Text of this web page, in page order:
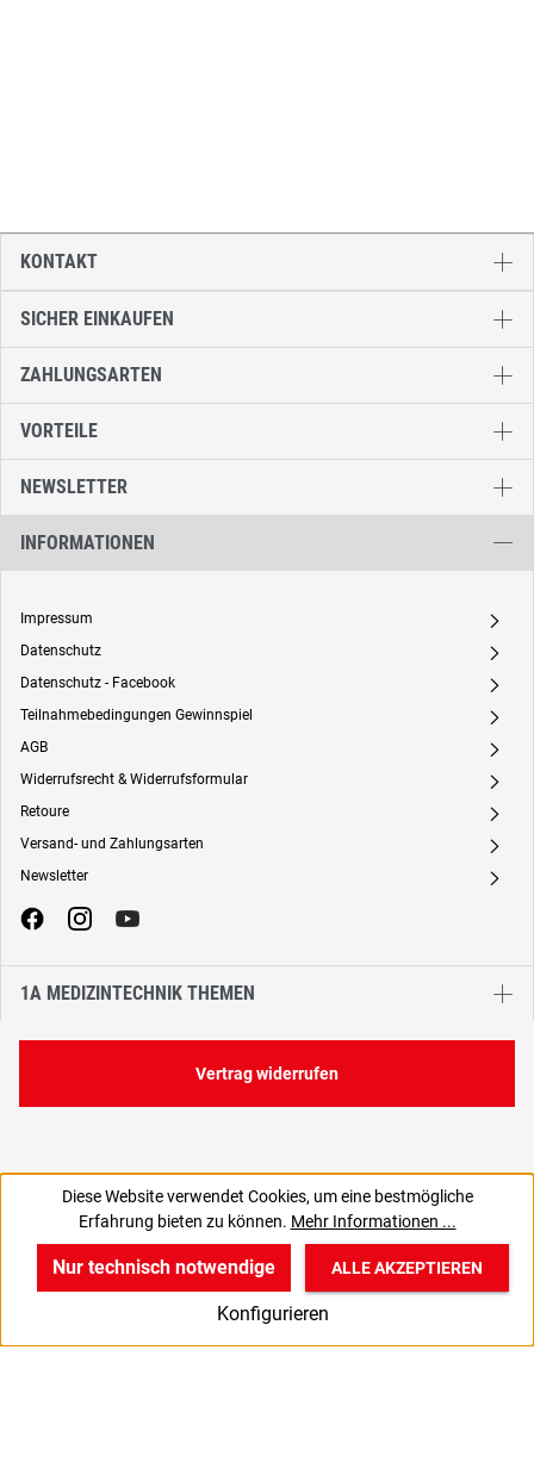
SICHER EINKAUFEN
ZAHLUNGSARTEN
VORTEILE
NEWSLETTER
INFORMATIONEN
Impressum A
Datenschutz A
Datenschutz - Facebook A
Teilnahmebedingungen Gewinnspiel A
AGB A
Widerrufsrecht & Widerrufsformular A
Retoure A
Versand- und Zahlungsarten A
Newsletter A
1A MEDIZINTECHNIK THEMEN
KONTAKT
Vertrag widerrufen
Diese Website verwendet Cookies, um eine bestmögliche
Erfahrung bieten zu können. Mehr Informationen ...
Nur technisch notwendige
Konfigurieren
ALLE AKZEPTIEREN
v
Produkte
B